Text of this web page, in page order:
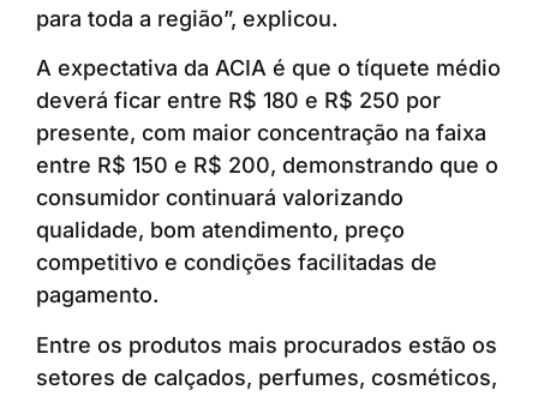
para toda a região”, explicou.
A expectativa da ACIA é que o tíquete médio
deverá ficar entre R$ 180 e R$ 250 por
presente, com maior concentração na faixa
entre R$ 150 e R$ 200, demonstrando que o
consumidor continuará valorizando
qualidade, bom atendimento, preço
competitivo e condições facilitadas de
pagamento.
Entre os produtos mais procurados estão os
setores de calçados, perfumes, cosméticos,